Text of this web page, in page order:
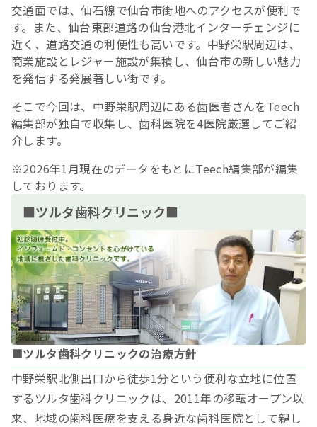
交通面では、仙石線で仙台市街地へのアクセスが便利で
す。また、仙台東部道路の仙台港北インターチェンジに
近く、道路交通の利便性も高いです。中野栄駅周辺は、
商業施設とレジャー施設が集積し、仙台市の新しい魅力
を発信する発展著しい街です。
そこで今回は、中野栄駅周辺にある歯医者さんをTeech
編集部が独自で収集し、歯科医院を4医院厳選してご紹
介します。
※2026年1月現在のデータをもとにTeech編集部が編集
しております。
■ツルタ歯科クリニック■
■ツルタ歯科クリニックの治療方針
中野栄駅北側出口から徒歩1分という便利な立地に位置
するツルタ歯科クリニックは、2011年の移転オープン以
来、地域の歯科医療を支える身近な歯科医院として親し